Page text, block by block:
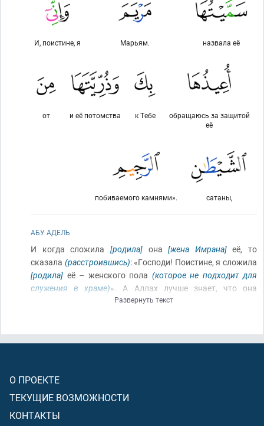
назвала её
Марьям.
И, поистине, я
обращаюсь за защитой
её
к Тебе
и её потомства
от
сатаны,
побиваемого камнями».
АБУ АДЕЛЬ
И когда сложила [родила]она[жена Имрана]её, то
сказала (расстроившись): «Господи! Поистине, я сложила
[родила] её – женского пола (которое не подходит для
служения в храме)». А Аллах лучше знает, что она
(Жена Имрана сказала): «И
Развернуть текст
О ПРОЕКТЕ
ТЕКУЩИЕ ВОЗМОЖНОСТИ
КОНТАКТЫ